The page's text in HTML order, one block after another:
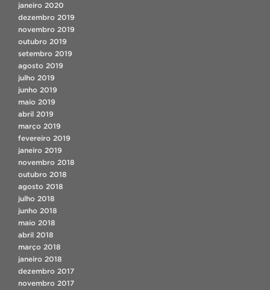
janeiro 2020
dezembro 2019
novembro 2019
outubro 2019
setembro 2019
agosto 2019
julho 2019
junho 2019
maio 2019
abril 2019
março 2019
fevereiro 2019
janeiro 2019
novembro 2018
outubro 2018
agosto 2018
julho 2018
junho 2018
maio 2018
abril 2018
março 2018
janeiro 2018
dezembro 2017
novembro 2017